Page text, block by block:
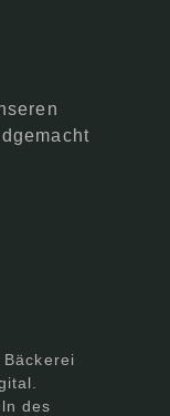
Bäckerei
des